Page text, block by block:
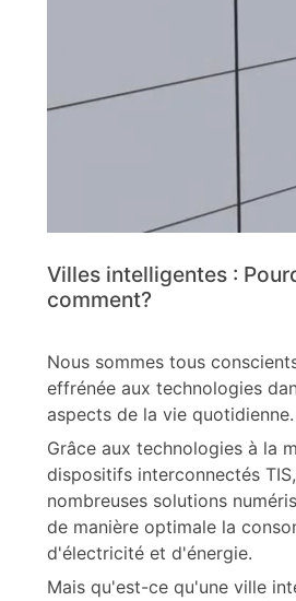
Villes intelligentes :
comment?
Nous sommes tous
effrénée aux technologies
aspects de la vie quotidienne.
Grâce aux technologies à la
dispositifs interconnectés
nombreuses solutions
de manière optimale la
d'électricité et d'énergie.
Mais qu'est-ce qu'une ville